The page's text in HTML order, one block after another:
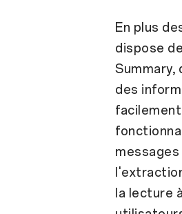
En plus
dispose
des
la lecture